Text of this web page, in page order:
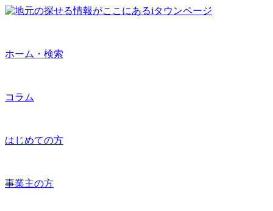
ホーム・検索
コラム
はじめての方
事業主の方